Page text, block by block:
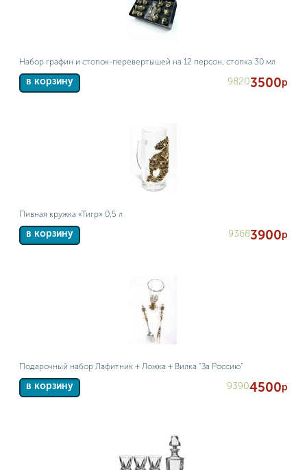
Набор графин и стопок-перевертышей на 12 персон, стопка 30 мл
в корзину 98203500р
Пивная кружка «Тигр» 0,5 л
в корзину 93683900р
Подарочный набор Лафитник + Ложка + Вилка "За Россию"
в корзину 93904500р